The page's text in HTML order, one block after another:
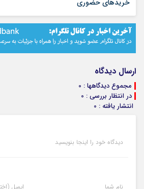
خریدهای حضوری
ارسال دیدگاه
مجموع دیدگاهها : 0
در انتظار بررسی : 0
انتشار یافته : 0
دیدگاه خود را اینجا بنویسید
نام شما ایمیل